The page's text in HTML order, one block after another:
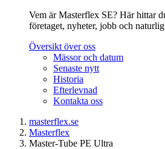
Vem är Masterflex SE? Här hittar
företaget, nyheter, jobb och
Översikt över oss
Mässor och datum
Senaste nytt
Historia
Efterlevnad
Kontakta oss
masterflex.se
Masterflex
Master-Tube PE Ultra